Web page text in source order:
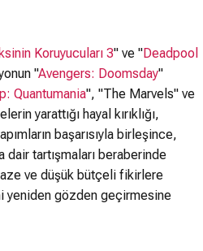
Koruyucuları 3" ve "Deadpool
"Avengers: Doomsday"
Quantumania", "The Marvels" ve
yarattığı hayal kırıklığı,
başarısıyla birleşince,
dair tartışmaları beraberinde
ve düşük bütçeli fikirlere
yeniden gözden geçirmesine